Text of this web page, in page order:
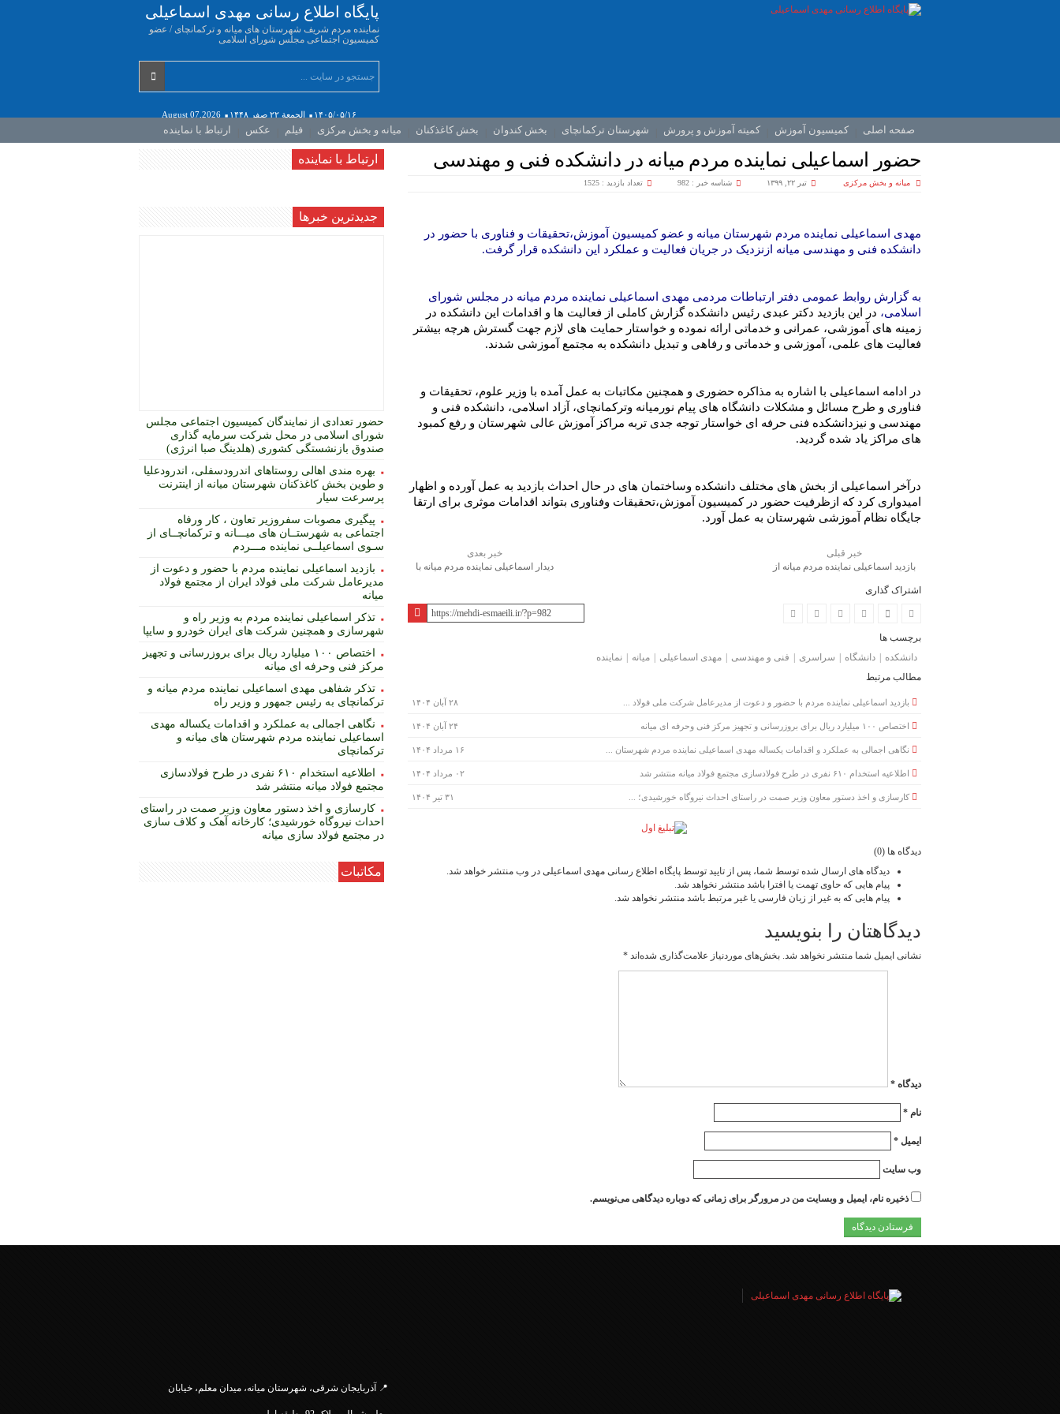
پایگاه اطلاع رسانی مهدی اسماعیلی
نماینده مردم شریف شهرستان های میانه و ترکمانچای / عضو
کمیسیون اجتماعی مجلس شورای اسلامی
۱۴۰۵/۰۵/۱۶ الجمعة ۲۲ صفر ۱۴۴۸ August 07,2026
صفحه اصلی کمیسیون آموزش کمیته آموزش و پرورش شهرستان ترکمانچای بخش کندوان بخش کاغذکنان میانه و بخش مرکزی فیلم عکس ارتباط با نماینده
حضور اسماعیلی نماینده مردم میانه در دانشکده فنی و مهندسی
میانه و بخش مرکزی تیر ۲۲, ۱۳۹۹ شناسه خبر : 982 تعداد بازدید : 1525
مهدی اسماعیلی نماینده مردم شهرستان میانه و عضو کمیسیون آموزش،تحقیقات و فناوری با حضور در
دانشکده فنی و مهندسی میانه ازنزدیک در جریان فعالیت و عملکرد این دانشکده قرار گرفت.
به گزارش روابط عمومی دفتر ارتباطات مردمی مهدی اسماعیلی نماینده مردم میانه در مجلس شورای
اسلامی، در این بازدید دکتر عبدی رئیس دانشکده گزارش کاملی از فعالیت ها و اقدامات این دانشکده در
زمینه های آموزشی، عمرانی و خدماتی ارائه نموده و خواستار حمایت های لازم جهت گسترش هرچه بیشتر
فعالیت های علمی، آموزشی و خدماتی و رفاهی و تبدیل دانشکده به مجتمع آموزشی شدند.
در ادامه اسماعیلی با اشاره به مذاکره حضوری و همچنین مکاتبات به عمل آمده با وزیر علوم، تحقیقات و
فناوری و طرح مسائل و مشکلات دانشگاه های پیام نورمیانه وترکمانچای، آزاد اسلامی، دانشکده فنی و
مهندسی و نیزدانشکده فنی حرفه ای خواستار توجه جدی تربه مراکز آموزش عالی شهرستان و رفع کمبود
های مراکز یاد شده گردید.
درآخر اسماعیلی از بخش های مختلف دانشکده وساختمان های در حال احداث بازدید به عمل آورده و اظهار
امیدواری کرد که ازظرفیت حضور در کمیسیون آموزش،تحقیقات وفناوری بتواند اقدامات موثری برای ارتقا
جایگاه نظام آموزشی شهرستان به عمل آورد.
خبر قبلی
بازدید اسماعیلی نماینده مردم میانه از
خبر بعدی
دیدار اسماعیلی نماینده مردم میانه با
اشتراک گذاری
برچسب ها
دانشکده
دانشگاه سراسری فنی و مهندسی مهدی اسماعیلی میانه
نماینده
مطالب مرتبط
بازدید اسماعیلی نماینده مردم با حضور و دعوت از مدیرعامل شرکت ملی فولاد ... ۲۸ آبان ۱۴۰۴
اختصاص ۱۰۰ میلیارد ریال برای بروزرسانی و تجهیز مرکز فنی وحرفه ای میانه ۲۴ آبان ۱۴۰۴
نگاهی اجمالی به عملکرد و اقدامات یکساله مهدی اسماعیلی نماینده مردم شهرستان ... ۱۶ مرداد ۱۴۰۴
اطلاعیه استخدام ۶۱۰ نفری در طرح فولادسازی مجتمع فولاد میانه منتشر شد ۰۲ مرداد ۱۴۰۴
کارسازی و اخذ دستور معاون وزیر صمت در راستای احداث نیروگاه خورشیدی؛ ... ۳۱ تیر ۱۴۰۴
دیدگاه ها (0)
دیدگاه های ارسال شده توسط شما، پس از تایید توسط پایگاه اطلاع رسانی مهدی اسماعیلی در وب منتشر خواهد شد.
پیام هایی که حاوی تهمت یا افترا باشد منتشر نخواهد شد.
پیام هایی که به غیر از زبان فارسی یا غیر مرتبط باشد منتشر نخواهد شد.
دیدگاهتان را بنویسید
نشانی ایمیل شما منتشر نخواهد شد. بخش‌های موردنیاز علامت‌گذاری شده‌اند *
دیدگاه *
نام *
ایمیل *
وب‌ سایت
ذخیره نام، ایمیل و وبسایت من در مرورگر برای زمانی که دوباره دیدگاهی می‌نویسم.
ارتباط با نماینده
جديدترين خبرها
حضور تعدادی از نمایندگان کمیسیون اجتماعی مجلس
شورای اسلامی در محل شرکت سرمایه گذاری
صندوق بازنشستگی کشوری (هلدینگ صبا انرژی)
بهره مندی اهالی روستاهای اندرودسفلی، اندرودعلیا
و طوین بخش کاغذکنان شهرستان میانه از اینترنت
پرسرعت سیار
پیگیری مصوبات سفروزیر تعاون ، کار ورفاه
اجتماعی به شهرستــان های میـــانه و ترکمانچــای از
سـوی اسماعیلــی نماینده مـــردم
بازدید اسماعیلی نماینده مردم با حضور و دعوت از
مدیرعامل شرکت ملی فولاد ایران از مجتمع فولاد
میانه
تذکر اسماعیلی نماینده مردم به وزیر راه و
شهرسازی و همچنین شرکت های ایران خودرو و سایپا
اختصاص ۱۰۰ میلیارد ریال برای بروزرسانی و تجهیز
مرکز فنی وحرفه ای میانه
تذکر شفاهی مهدی اسماعیلی نماینده مردم میانه و
ترکمانچای به رئیس جمهور و وزیر راه
نگاهی اجمالی به عملکرد و اقدامات یکساله مهدی
اسماعیلی نماینده مردم شهرستان های میانه و
ترکمانچای
اطلاعیه استخدام ۶۱۰ نفری در طرح فولادسازی
مجتمع فولاد میانه منتشر شد
کارسازی و اخذ دستور معاون وزیر صمت در راستای
احداث نیروگاه خورشیدی؛ کارخانه آهک و کلاف سازی
در مجتمع فولاد سازی میانه
مکاتبات
📍 آذربایجان شرقی، شهرستان میانه، میدان معلم، خیابان